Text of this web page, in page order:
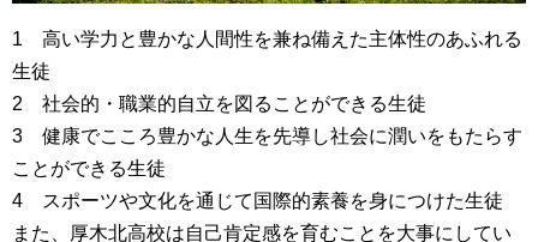
1 高い学力と豊かな人間性を兼ね備えた主体性のあふれる
生徒
2 社会的・職業的自立を図ることができる生徒
3 健康でこころ豊かな人生を先導し社会に潤いをもたらす
ことができる生徒
4 スポーツや文化を通じて国際的素養を身につけた生徒
また、厚木北高校は自己肯定感を育むことを大事にしてい